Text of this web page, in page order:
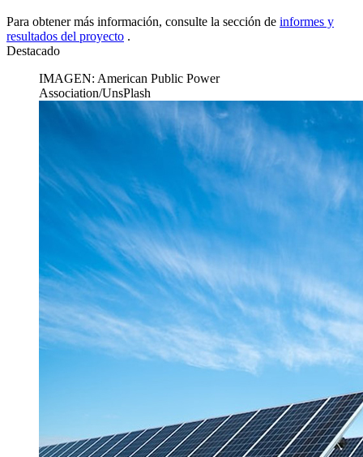
Para obtener más información, consulte la sección de informes y
resultados del proyecto .
Destacado
IMAGEN: American Public Power
Association/UnsPlash